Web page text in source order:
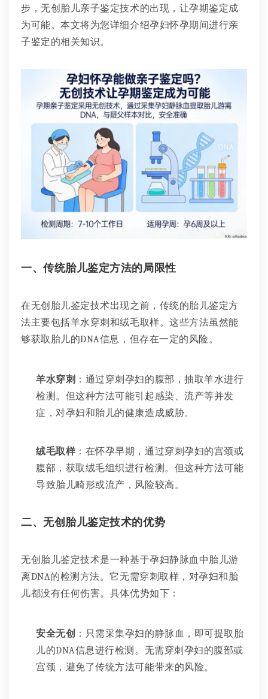
步，无创胎儿亲子鉴定技术的出现，让孕期鉴定成
为可能。本文将为您详细介绍孕妇怀孕期间进行亲
子鉴定的相关知识。
一、传统胎儿鉴定方法的局限性
在无创胎儿鉴定技术出现之前，传统的胎儿鉴定方
法主要包括羊水穿刺和绒毛取样。这些方法虽然能
够获取胎儿的DNA信息，但存在一定的风险。
羊水穿刺 ：通过穿刺孕妇的腹部，抽取羊水进行
检测。但这种方法可能引起感染、流产等并发
症，对孕妇和胎儿的健康造成威胁。
绒毛取样 ：在怀孕早期，通过穿刺孕妇的宫颈或
腹部，获取绒毛组织进行检测。但这种方法可能
导致胎儿畸形或流产，风险较高。
二、无创胎儿鉴定技术的优势
无创胎儿鉴定技术是一种基于孕妇静脉血中胎儿游
离DNA的检测方法。它无需穿刺取样，对孕妇和胎
儿都没有任何伤害。具体优势如下：
安全无创 ：只需采集孕妇的静脉血，即可提取胎
儿的DNA信息进行检测。无需穿刺孕妇的腹部或
宫颈，避免了传统方法可能带来的风险。